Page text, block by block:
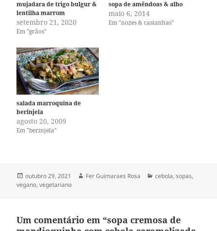
mujadara de trigo bulgur &
lentilha marrom
setembro 21, 2020
Em "grãos"
sopa de amêndoas & alho
maio 6, 2014
Em "nozes & castanhas"
salada marroquina de
berinjela
agosto 20, 2009
Em "berinjela"
Publicado
em
outubro 29, 2021 Autor
Fer Guimaraes Rosa Categorias
cebola,sopas,
vegano,vegetariano
Um comentário em “sopa cremosa de